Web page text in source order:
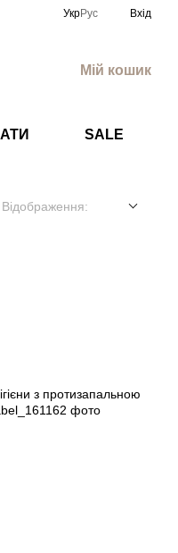
УкрРус Вхід
Мій кошик
SALE
Відображення: